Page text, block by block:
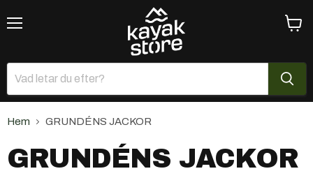
Hem GRUNDÉNS JACKOR
GRUNDÉNS JACKOR